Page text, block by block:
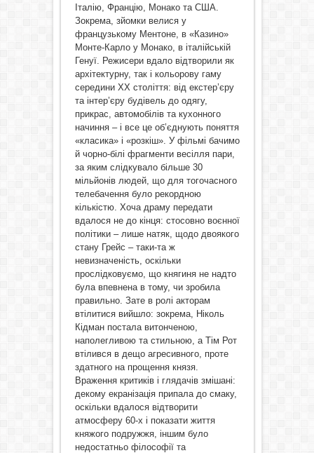
Італію, Францію, Монако та США.
Зокрема, зйомки велися у
французькому Ментоне, в «Казино»
Монте-Карло у Монако, в італійській
Генуї. Режисери вдало відтворили як
архітектурну, так і кольорову гаму
середини ХХ століття: від екстер’єру
та інтер’єру будівель до одягу,
прикрас, автомобілів та кухонного
начиння – і все це об’єднують поняття
«класика» і «розкіш». У фільмі бачимо
й чорно-білі фрагменти весілля пари,
за яким слідкувало більше 30
мільйонів людей, що для тогочасного
телебачення було рекордною
кількістю. Хоча драму передати
вдалося не до кінця: стосовно воєнної
політики – лише натяк, щодо двоякого
стану Грейс – таки-та ж
невизначеність, оскільки
прослідковуємо, що княгиня не надто
була впевнена в тому, чи зробила
правильно. Зате в ролі акторам
втілитися вийшло: зокрема, Ніколь
Кідман постала витонченою,
наполегливою та стильною, а Тім Рот
втілився в дещо агресивного, проте
здатного на прощення князя.
Враження критиків і глядачів змішані:
декому екранізація припала до смаку,
оскільки вдалося відтворити
атмосферу 60-х і показати життя
княжого подружжя, іншим було
недостатньо філософії та